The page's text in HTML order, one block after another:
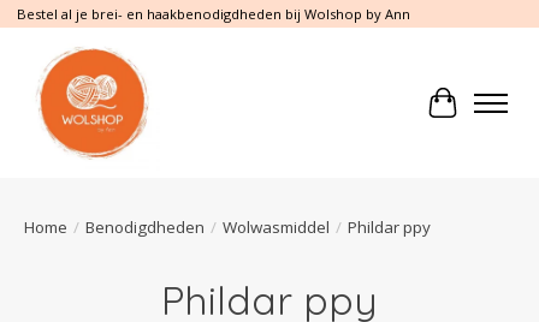
Bestel al je brei- en haakbenodigdheden bij Wolshop by Ann
Home / Benodigdheden / Wolwasmiddel / Phildar ppy
Phildar ppy